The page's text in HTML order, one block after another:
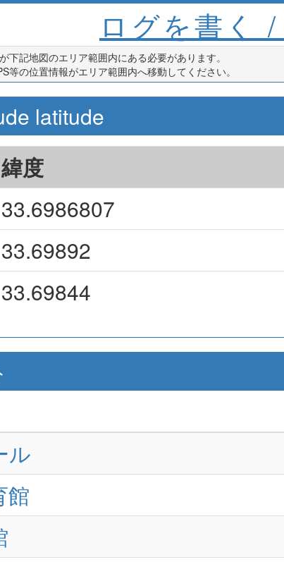
ログを書く
下記地図のエリア範囲内にある必要があります。
等の位置情報がエリア範囲内へ移動してください。
latitude
緯度
33.6986807
33.69892
33.69844
ル
館